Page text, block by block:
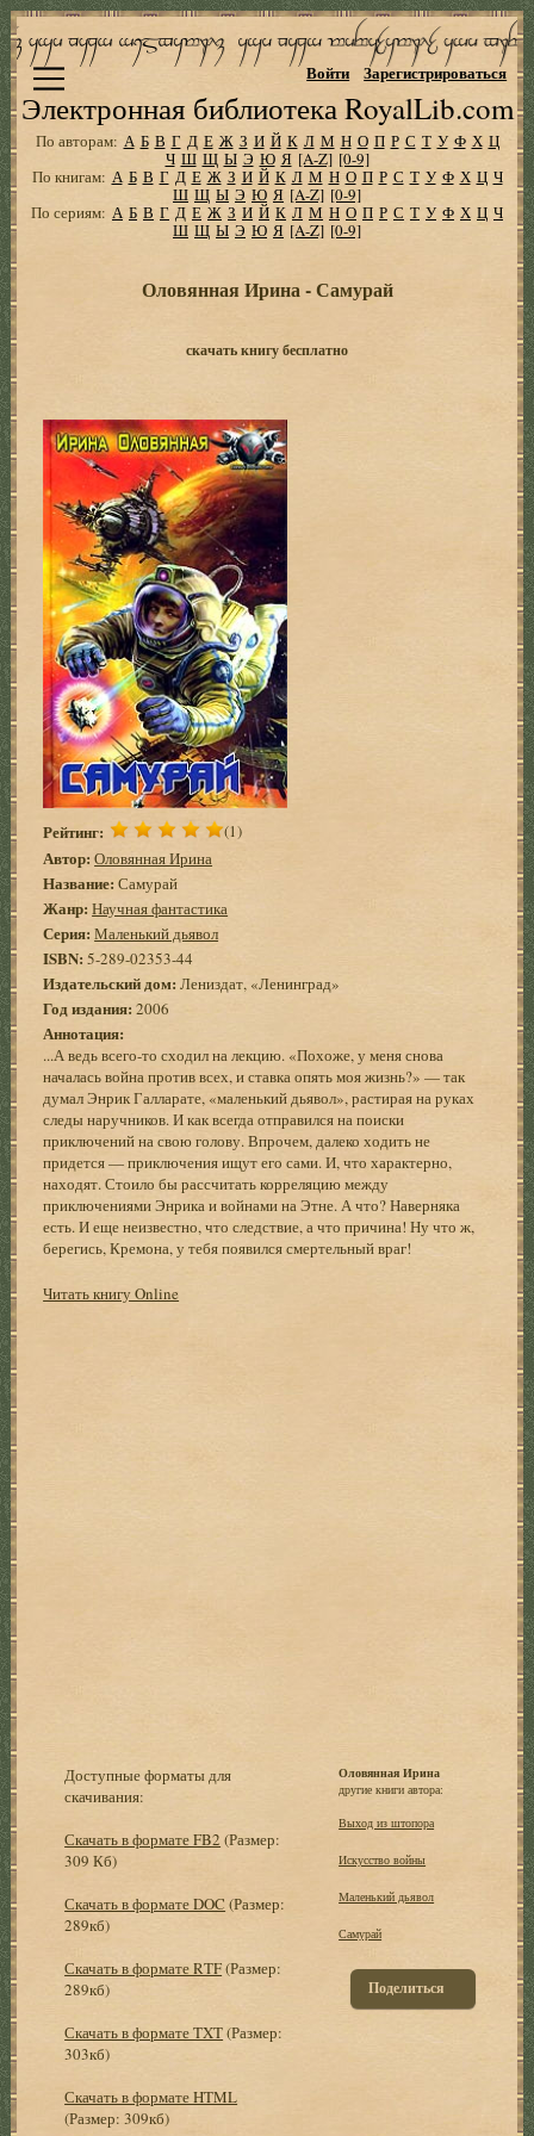
Электронная библиотека RoyalLib.com
Войти Зарегистрироваться
По авторам: А Б В Г Д Е Ж З И Й К Л М Н О П Р С Т У Ф Х Ц
Ч Ш Щ Ы Э Ю Я [A-Z] [0-9]
По книгам: А Б В Г Д Е Ж З И Й К Л М Н О П Р С Т У Ф Х Ц Ч
Ш Щ Ы Э Ю Я [A-Z] [0-9]
По сериям: А Б В Г Д Е Ж З И Й К Л М Н О П Р С Т У Ф Х Ц Ч
Ш Щ Ы Э Ю Я [A-Z] [0-9]
Оловянная Ирина - Самурай
скачать книгу бесплатно
Рейтинг: (1)
Автор: Оловянная Ирина
Название: Самурай
Жанр: Научная фантастика
Серия:Маленький дьявол
ISBN:5-289-02353-44
Издательский дом: Лениздат, «Ленинград»
Год издания:2006
Аннотация:
...А ведь всего-то сходил на лекцию. «Похоже, у меня снова
началась война против всех, и ставка опять моя жизнь?» — так
думал Энрик Галларате, «маленький дьявол», растирая на руках
следы наручников. И как всегда отправился на поиски
приключений на свою голову. Впрочем, далеко ходить не
придется — приключения ищут его сами. И, что характерно,
находят. Стоило бы рассчитать корреляцию между
приключениями Энрика и войнами на Этне. А что? Наверняка
есть. И еще неизвестно, что следствие, а что причина! Ну что ж,
берегись, Кремона, у тебя появился смертельный враг!
Читать книгу Online
Доступные форматы для
скачивания:
Скачать в формате FB2 (Размер:
309 Кб)
Скачать в формате DOC (Размер:
289кб)
Скачать в формате RTF(Размер:
289кб)
Скачать в формате TXT(Размер:
303кб)
Скачать в формате HTML
(Размер: 309кб)
Оловянная Ирина
другие книги автора:
Выход из штопора
Искусство войны
Маленький дьявол
Самурай
Поделиться